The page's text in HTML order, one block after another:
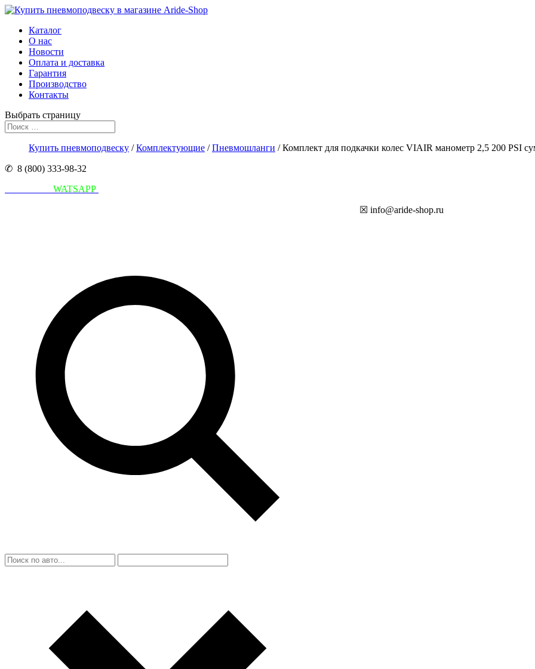
Каталог
О нас
Новости
Оплата и доставка
Гарантия
Производство
Контакты
Выбрать страницу
Купить пневмоподвеску /Комплектующие /Пневмошланги / Комплект для подкачки колес VIAIR манометр 2,5 200 PSI
✆ 8 (800) 333-98-32
WATSAPP
☒ info@aride-shop.ru